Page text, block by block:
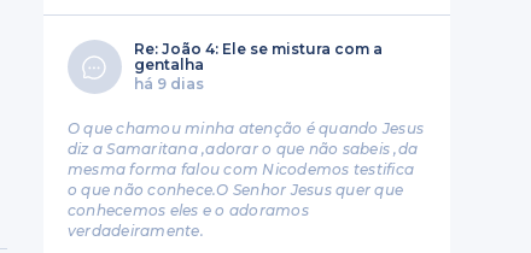
Re: João 4: Ele se mistura com a
gentalha
há 9 dias
O que chamou minha atenção é quando Jesus
diz a Samaritana ,adorar o que não sabeis ,da
mesma forma falou com Nicodemos testifica
o que não conhece.O Senhor Jesus quer que
conhecemos eles e o adoramos
verdadeiramente.